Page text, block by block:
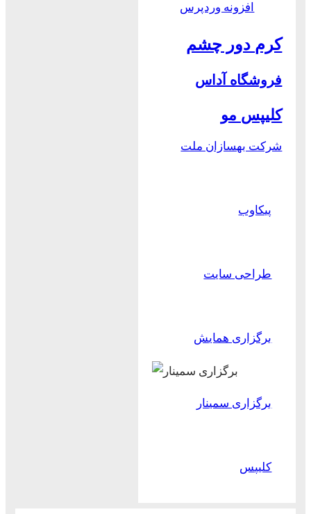
افزونه وردپرس
کرم دور چشم
فروشگاه آداس
کلیپس مو
شرکت بهسازان ملت
پیکاوب
طراحی سایت
برگزاری همایش
برگزاری سمینار
کلیپس